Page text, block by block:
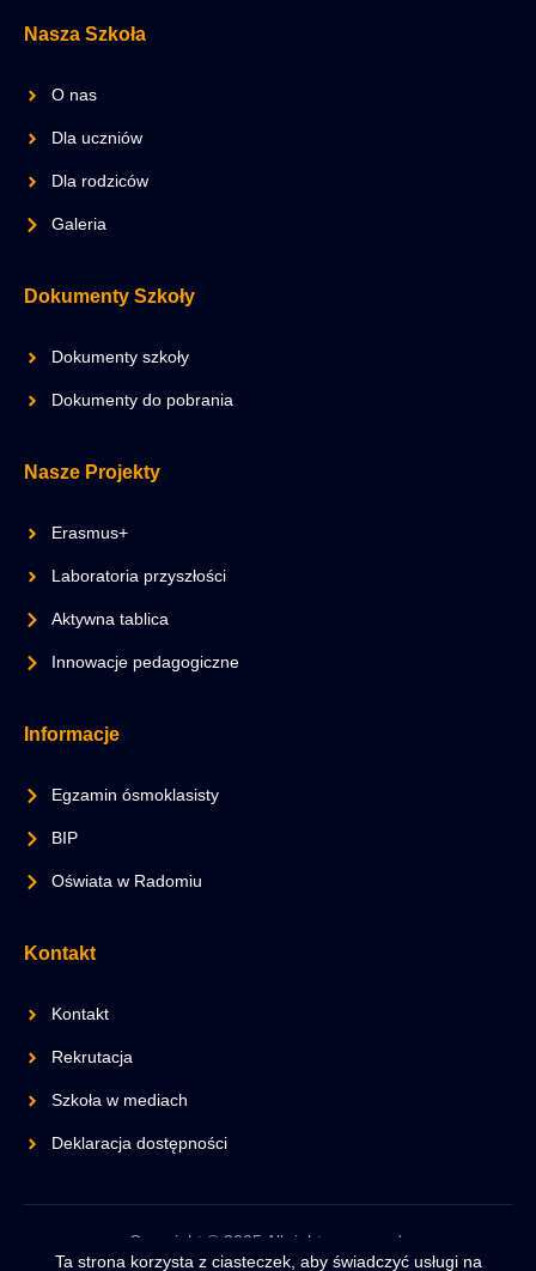
Nasza Szkoła
O nas
Dla uczniów
Dla rodziców
Galeria
Dokumenty Szkoły
Dokumenty szkoły
Dokumenty do pobrania
Nasze Projekty
Erasmus+
Laboratoria przyszłości
Aktywna tablica
Innowacje pedagogiczne
Informacje
Egzamin ósmoklasisty
BIP
Oświata w Radomiu
Kontakt
Kontakt
Rekrutacja
Szkoła w mediach
Deklaracja dostępności
Copyright © 2025 All rights reserved.
Ta strona korzysta z ciasteczek, aby świadczyć usługi na